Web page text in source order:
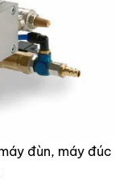
đùn, máy đúc